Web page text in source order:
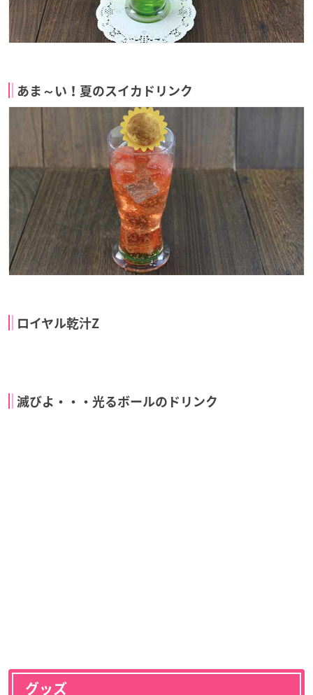
あま～い！夏のスイカドリンク
ロイヤル乾汁Z